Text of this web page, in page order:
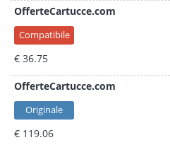
OfferteCartucce.com
Compatibile
€ 36.75
OfferteCartucce.com
Originale
€ 119.06